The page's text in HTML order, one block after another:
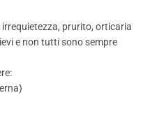
prurito, orticaria
e non tutti sono sempre